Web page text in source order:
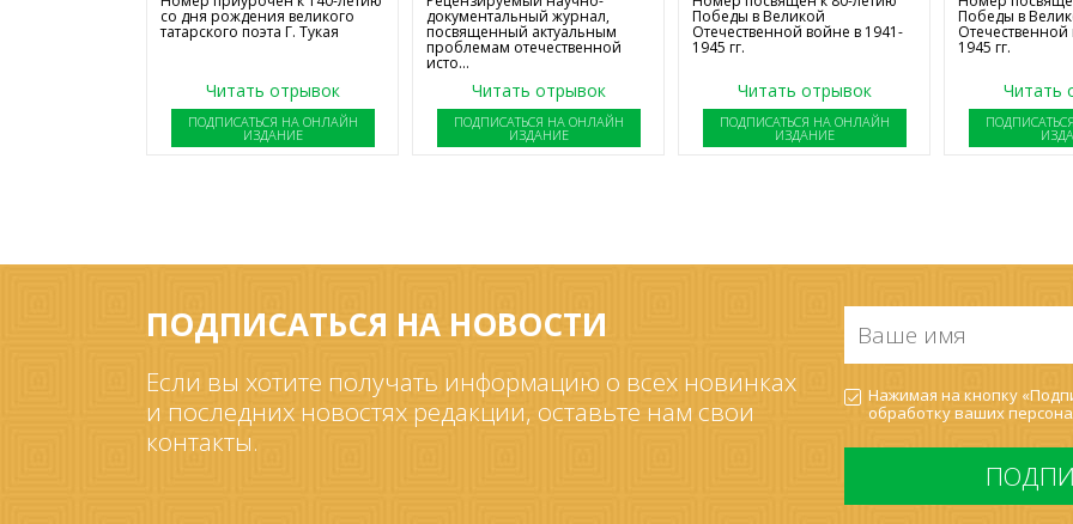
со дня рождения великого
татарского поэта Г. Тукая
Читать отрывок
ПОДПИСАТЬСЯ НА ОНЛАЙН
ИЗДАНИЕ
документальный журнал,
посвященный актуальным
проблемам отечественной
исто...
Читать отрывок
ПОДПИСАТЬСЯ НА ОНЛАЙН
ИЗДАНИЕ
Победы в Великой
Отечественной войне в 1941-
1945 гг.
Читать отрывок
ПОДПИСАТЬСЯ НА ОНЛАЙН
ИЗДАНИЕ
Победы в
1945 гг.
Читать
ПОДПИСАТЬСЯ НА НОВОСТИ
Если вы хотите получать информацию о всех новинках
и последних новостях редакции, оставьте нам свои
контакты.
имя
*
Согласие
на
обработку
*
Нажимая на кнопку
обработку ваших